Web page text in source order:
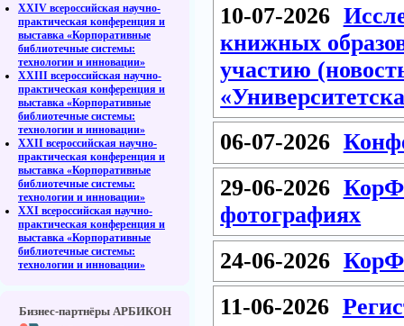
XXIV всероссийская научно-
практическая конференция и
выставка «Корпоративные
библиотечные системы:
технологии и инновации»
XXIII всероссийская научно-
практическая конференция и
выставка «Корпоративные
библиотечные системы:
технологии и инновации»
XXII всероссийская научно-
практическая конференция и
выставка «Корпоративные
библиотечные системы:
технологии и инновации»
XXI всероссийская научно-
практическая конференция и
выставка «Корпоративные
библиотечные системы:
технологии и инновации»
Бизнес-партнёры АРБИКОН
10-07-2026
книжных
участию
06-07-2026
29-06-2026
фотографиях
24-06-2026
11-06-2026